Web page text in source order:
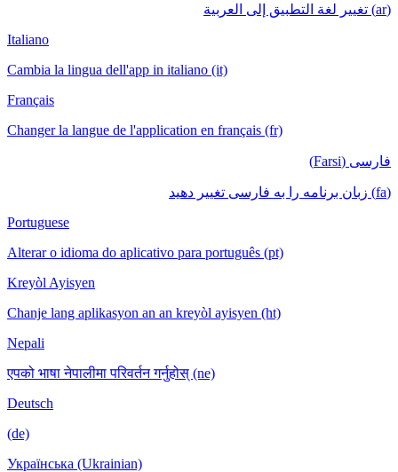
(ar) تغيير لغة التطبيق إلى العربية
Italiano
Cambia la lingua dell'app in italiano (it)
Français
Changer la langue de l'application en français (fr)
فارسی (Farsi)
(fa) زبان برنامه را به فارسی تغییر دهید
Portuguese
Alterar o idioma do aplicativo para português (pt)
Kreyòl Ayisyen
Chanje lang aplikasyon an an kreyòl ayisyen (ht)
Nepali
एपको भाषा नेपालीमा परिवर्तन गर्नुहोस् (ne)
Deutsch
(de)
Українська (Ukrainian)